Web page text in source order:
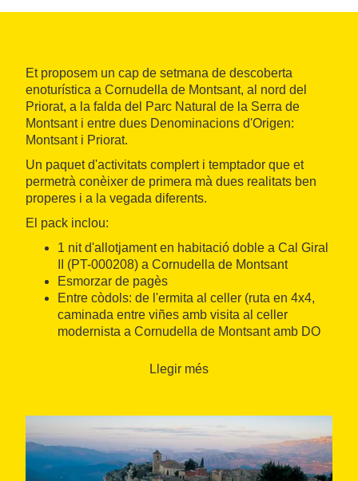
Et proposem un cap de setmana de descoberta
enoturística a Cornudella de Montsant, al nord del
Priorat, a la falda del Parc Natural de la Serra de
Montsant i entre dues Denominacions d'Origen:
Montsant i Priorat.
Un paquet d'activitats complert i temptador que et
permetrà conèixer de primera mà dues realitats ben
properes i a la vegada diferents.
El pack inclou:
1 nit d'allotjament en habitació doble a Cal Giral
II (PT-000208) a Cornudella de Montsant
Esmorzar de pagès
Entre còdols: de l'ermita al celler (ruta en 4x4,
caminada entre viñes amb visita al celler
modernista a Cornudella de Montsant amb DO
Dinar de maridatge
Visita al Celler Burgos Porta. DOQ Priorat
El pack no inclou:
Transport entre activitats
Llegir més